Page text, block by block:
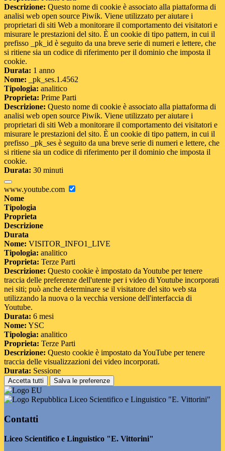
Descrizione: Questo nome di cookie è associato alla piattaforma di
analisi web open source Piwik. Viene utilizzato per aiutare i
proprietari di siti Web a monitorare il comportamento dei visitatori e
misurare le prestazioni del sito. È un cookie di tipo pattern, in cui il
prefisso _pk_id è seguito da una breve serie di numeri e lettere, che
si ritiene sia un codice di riferimento per il dominio che imposta il
cookie.
Durata: 1 anno
Nome: _pk_ses.1.4562
Tipologia: analitico
Proprieta: Prime Parti
Descrizione: Questo nome di cookie è associato alla piattaforma di
analisi web open source Piwik. Viene utilizzato per aiutare i
proprietari di siti Web a monitorare il comportamento dei visitatori e
misurare le prestazioni del sito. È un cookie di tipo pattern, in cui il
prefisso _pk_ses è seguito da una breve serie di numeri e lettere, che
si ritiene sia un codice di riferimento per il dominio che imposta il
cookie.
Durata: 30 minuti
www.youtube.com
Nome
Tipologia
Proprieta
Descrizione
Durata
Nome: VISITOR_INFO1_LIVE
Tipologia: analitico
Proprieta: Terze Parti
Descrizione: Questo cookie è impostato da Youtube per tenere
traccia delle preferenze dell'utente per i video di Youtube incorporati
nei siti; può anche determinare se il visitatore del sito web sta
utilizzando la nuova o la vecchia versione dell'interfaccia di
Youtube.
Durata: 6 mesi
Nome: YSC
Tipologia: analitico
Proprieta: Terze Parti
Descrizione: Questo cookie è impostato da YouTube per tenere
traccia delle visualizzazioni dei video incorporati.
Durata: Sessione
Accetta tutti Salva le preferenze
Liceo Scientifico e Linguistico "E. Vittorini"
Contatti
Liceo Scientifico e Linguistico "E. Vittorini"